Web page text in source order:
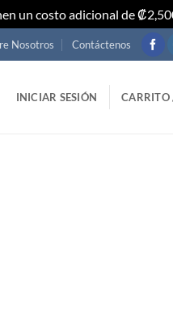
un costo adicional de
Nosotros Contáctenos
INICIAR SESIÓN CARRITO